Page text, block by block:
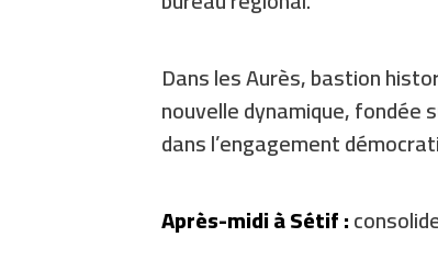
Dans les Aurès, bastion
nouvelle dynamique,
dans l’engagement
Après-midi à Sétif :